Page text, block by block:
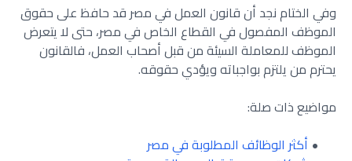
وفي الختام نجد أن قانون العمل في مصر قد حافظ على حقوق
الموظف المفصول في القطاع الخاص في مصر، حتى لا يتعرض
الموظف للمعاملة السيئة من قبل أصحاب العمل، فالقانون
يحترم من يلتزم بواجباته ويؤدي حقوقه.
مواضيع ذات صلة:
أكثر الوظائف المطلوبة في مصر